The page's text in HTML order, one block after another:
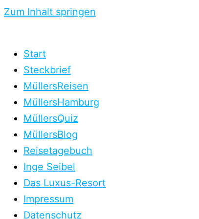
Zum Inhalt springen
Start
Steckbrief
MüllersReisen
MüllersHamburg
MüllersQuiz
MüllersBlog
Reisetagebuch
Inge Seibel
Das Luxus-Resort
Impressum
Datenschutz